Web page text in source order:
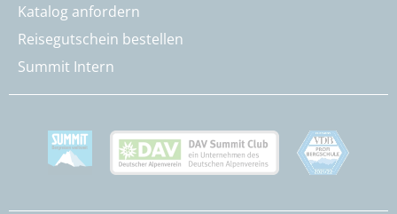
Katalog anfordern
Reisegutschein bestellen
Summit Intern